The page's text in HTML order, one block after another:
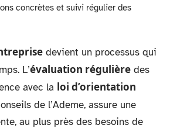
concrètes et suivi régulier des
devient un processus qui
L’évaluation régulière des
avec la loi d’orientation
de l’Ademe, assure une
au plus près des besoins de